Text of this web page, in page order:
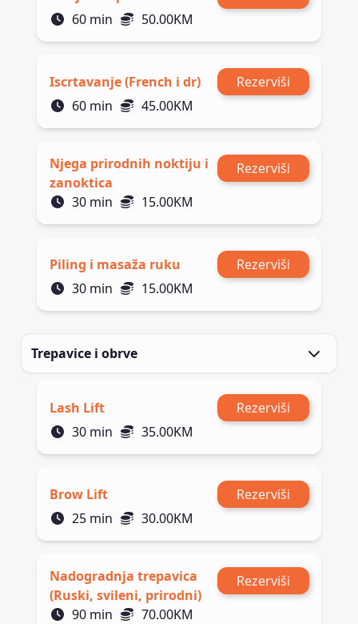
60 min 50.00KM
Iscrtavanje (French i dr)
Rezerviši
60 min 45.00KM
Njega prirodnih noktiju i
zanoktica
Rezerviši
30 min 15.00KM
Piling i masaža ruku
Rezerviši
30 min 15.00KM
Trepavice i obrve
Lash Lift
Rezerviši
30 min 35.00KM
Brow Lift
Rezerviši
25 min 30.00KM
Nadogradnja trepavica
(Ruski, svileni, prirodni)
Rezerviši
90 min 70.00KM